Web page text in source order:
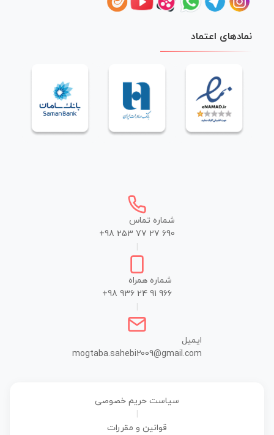
نمادهای اعتماد
شماره تماس
+98 253 77 27 690
شماره همراه
+98 936 24 91 966
ایمیل
mogtaba.sahebi2009@gmail.com
سیاست حریم خصوصی
قوانین و مقررات